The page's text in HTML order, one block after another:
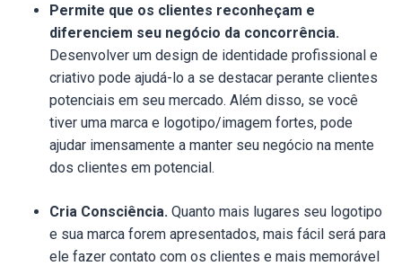
Permite que os clientes reconheçam e
diferenciem seu negócio da concorrência.
Desenvolver um design de identidade profissional e
criativo pode ajudá-lo a se destacar perante clientes
potenciais em seu mercado. Além disso, se você
tiver uma marca e logotipo/imagem fortes, pode
ajudar imensamente a manter seu negócio na mente
dos clientes em potencial.
Cria Consciência. Quanto mais lugares seu logotipo
e sua marca forem apresentados, mais fácil será para
ele fazer contato com os clientes e mais memorável